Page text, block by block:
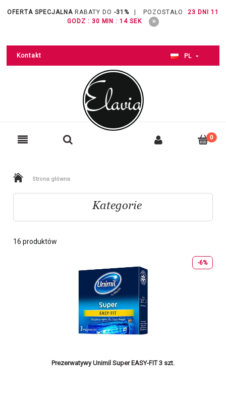
OFERTA SPECJALNA RABATY DO -31% POZOSTAŁO
23 DNI 11
GODZ : 30 MIN : 14 SEK
Kontakt PL
Strona główna
Kategorie
16 produktów
Prezerwatywy Unimil Super EASY-FIT 3 szt.
-6%